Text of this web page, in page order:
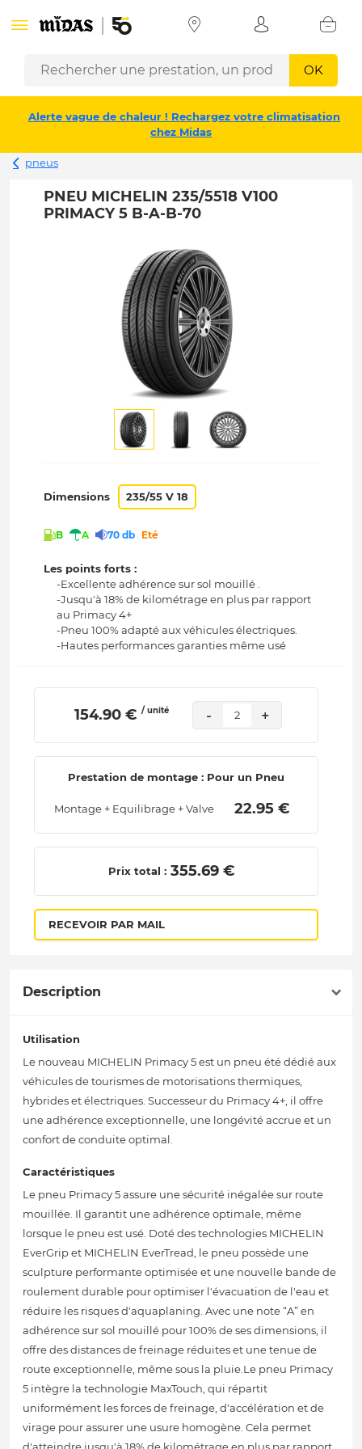
OK
Alerte vague de chaleur ! Rechargez votre climatisation
chez Midas
pneus
PNEU MICHELIN 235/5518 V100
PRIMACY 5 B-A-B-70
Dimensions 235/55 V 18
B A 70 db Eté
Les points forts :
-Excellente adhérence sur sol mouillé .
-Jusqu'à 18% de kilométrage en plus par rapport
au Primacy 4+
-Pneu 100% adapté aux véhicules électriques.
-Hautes performances garanties même usé
154.90 € / unité - 2 +
Prestation de montage : Pour un Pneu
Montage + Equilibrage + Valve 22.95 €
Prix total : 355.69 €
RECEVOIR PAR MAIL
Description
Utilisation
Le nouveau MICHELIN Primacy 5 est un pneu été dédié aux
véhicules de tourismes de motorisations thermiques,
hybrides et électriques. Successeur du Primacy 4+, il offre
une adhérence exceptionnelle, une longévité accrue et un
confort de conduite optimal.
Caractéristiques
Le pneu Primacy 5 assure une sécurité inégalée sur route
mouillée. Il garantit une adhérence optimale, même
lorsque le pneu est usé. Doté des technologies MICHELIN
EverGrip et MICHELIN EverTread, le pneu possède une
sculpture performante optimisée et une nouvelle bande de
roulement durable pour optimiser l'évacuation de l'eau et
réduire les risques d'aquaplaning. Avec une note “A” en
adhérence sur sol mouillé pour 100% de ses dimensions, il
offre des distances de freinage réduites et une tenue de
route exceptionnelle, même sous la pluie.Le pneu Primacy
5 intègre la technologie MaxTouch, qui répartit
uniformément les forces de freinage, d'accélération et de
virage pour assurer une usure homogène. Cela permet